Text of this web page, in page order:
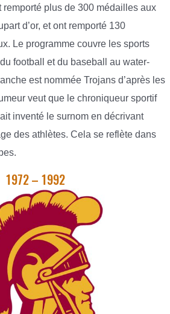
remporté plus de 300 médailles aux
d’or, et ont remporté 130
Le programme couvre les sports
football et du baseball au water-
est nommée Trojans d’après les
veut que le chroniqueur sportif
inventé le surnom en décrivant
des athlètes. Cela se reflète dans
1972 – 1992